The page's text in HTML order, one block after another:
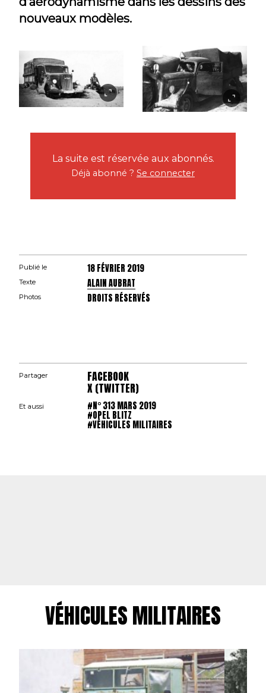
nouveaux modèles.
La suite est réservée aux abonnés.
Déjà abonné ? Se connecter
Publié le 18 FÉVRIER 2019
Texte ALAIN AUBRAT
Photos DROITS RÉSERVÉS
Partager FACEBOOK
X (TWITTER)
Et aussi #N° 313 MARS 2019
#OPEL BLITZ
#VÉHICULES MILITAIRES
VÉHICULES MILITAIRES